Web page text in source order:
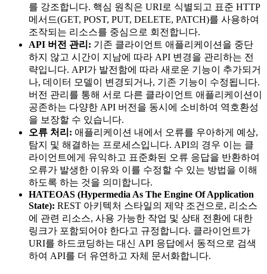
를 강조합니다. 핵심 원칙은 URI로 식별되고 표준 HTTP
메서드(GET, POST, PUT, DELETE, PATCH)를 사용하여
조작되는 리소스를 중심으로 회전합니다.
API 버전 관리: 기존 클라이언트 애플리케이션을 중단
하지 않고 시간이 지남에 따라 API 변경을 관리하는 전
략입니다. API가 발전함에 따라 새로운 기능이 추가되거
나, 데이터 모델이 변경되거나, 기존 기능이 수정됩니다.
버전 관리를 통해 서로 다른 클라이언트 애플리케이션이
공존하는 다양한 API 버전을 동시에 소비하여 역호환성
을 보장할 수 있습니다.
오류 처리: 애플리케이션 내에서 오류를 우아하게 예상,
탐지 및 해결하는 프로세스입니다. API의 경우 이는 클
라이언트에게 유익하고 표준화된 오류 응답을 반환하여
오류가 발생한 이유와 이를 수정할 수 있는 방법을 이해
하도록 하는 것을 의미합니다.
HATEOAS (Hypermedia As The Engine Of Application
State): REST 아키텍처 스타일의 제약 조건으로, 리소스
에 관련 리소스, 사용 가능한 작업 및 상태 전환에 대한
링크가 포함되어야 한다고 규정합니다. 클라이언트가
URI를 하드코딩하는 대신 API 응답에서 동적으로 검색
하여 API를 더 유연하고 자체 문서화합니다.